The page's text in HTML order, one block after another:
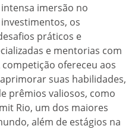
imersão no
os
práticos e
e mentorias com
ofereceu aos
suas habilidades,
prêmios valiosos, como
Rio, um dos maiores
além de estágios na